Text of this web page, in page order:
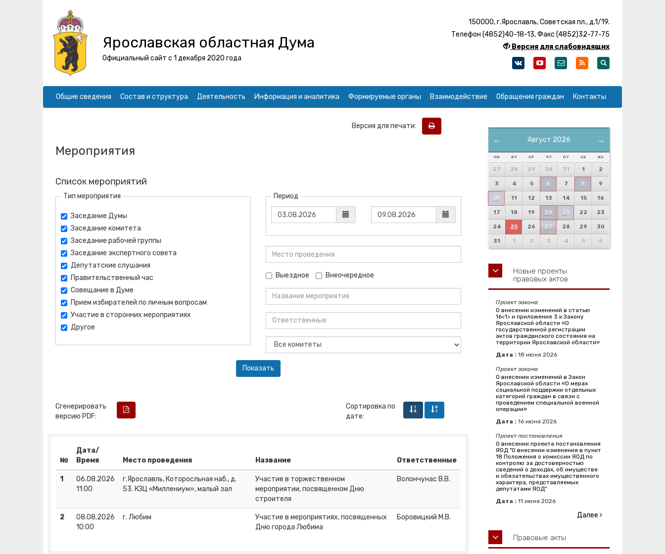
Ярославская областная Дума
Официальный сайт с 1 декабря 2020 года
150000, г.Ярославль, Советская пл., д.1/19.
Телефон (4852)40-18-13, Факс (4852)32-77-75
Версия для слабовидящих
Общие сведения Состав и структура Деятельность Информация и аналитика Формируемые органы Взаимодействие Обращения граждан Контакты
Версия для печати:
Мероприятия
Список мероприятий
Тип мероприятия
Заседание Думы
Заседание комитета
Заседание рабочей группы
Заседание экспертного совета
Депутатские слушания
Правительственный час
Совещание в Думе
Прием избирателей по личным вопросам
Участие в сторонних мероприятиях
Другое
Период
Выездное Внеочередное
Сгенерировать
версию PDF:
Сортировка по
дате:
№
Дата/
Время
Место проведения Название Ответственные
1
06.08.2026
11:00
г.Ярославль, Которосльная наб., д.
53. КЗЦ «Миллениум», малый зал
Участие в торжественном
мероприятии, посвященном Дню
строителя
Волончунас В.В.
2
08.08.2026
10:00
г. Любим
Участие в мероприятиях, посвященных
Дню города Любима
Боровицкий М.В.
← →
Август 2026
ПН ВТ СР ЧТ ПТ СБ ВС
27 28 29 30 31 1 2
3 4 5 6 7 8 9
10 11 12 13 14 15 16
17 18 19 20 21 22 23
24 25 26 27 28 29 30
31 1 2 3 4 5 6
Новые проекты
правовых актов
Проект закона
О внесении изменений в статью
16<1> и приложение 3 к Закону
Ярославской области «О
государственной регистрации
актов гражданского состояния на
территории Ярославской области»
Дата : 18 июня 2026
Проект закона
О внесении изменений в Закон
Ярославской области «О мерах
социальной поддержки отдельных
категорий граждан в связи с
проведением специальной военной
операции»
Дата : 16 июня 2026
Проект постановления
О внесении проекта постановления
ЯОД "О внесении изменения в пункт
18 Положения о комиссии ЯОД по
контролю за достоверностью
сведений о доходах, об имуществе
и обязательствах имущественного
характера, представляемых
депутатами ЯОД"
Дата : 11 июня 2026
Далее
Правовые акты